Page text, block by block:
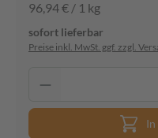
96,94 € / 1 kg
sofort lieferbar
Preise inkl. MwSt. ggf. zzgl.